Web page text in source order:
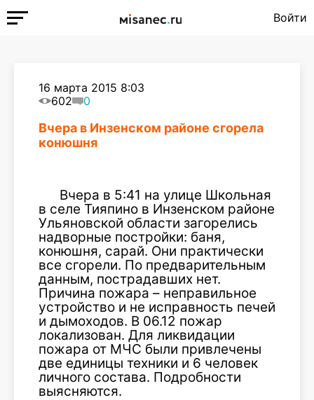
Войти
16 марта 2015 8:03
602
0
Вчера в Инзенском районе сгорела
конюшня
Вчера в 5:41 на улице Школьная
в селе Тияпино в Инзенском районе
Ульяновской области загорелись
надворные постройки: баня,
конюшня, сарай. Они практически
все сгорели. По предварительным
данным, пострадавших нет.
Причина пожара – неправильное
устройство и не исправность печей
и дымоходов. В 06.12 пожар
локализован. Для ликвидации
пожара от МЧС были привлечены
две единицы техники и 6 человек
личного состава. Подробности
выясняются.